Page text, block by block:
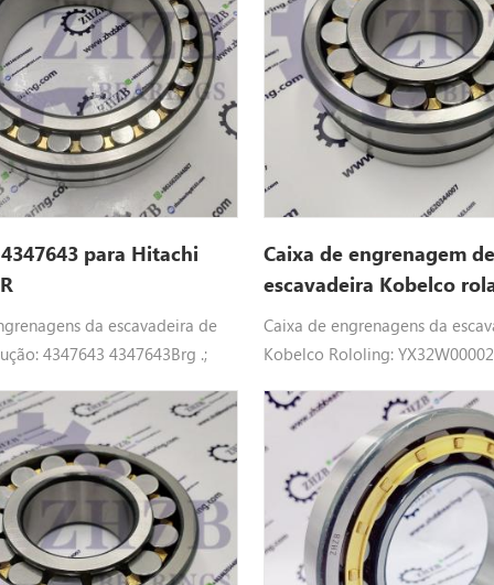
para Hitachi
da escavadeira de
4347643 4347643Brg .;
Caixa de engrenagem de
escavadeira Kobelco
YX32W00002S401 para
Caixa de engrenagens da
Kobelco Rololing:
ROLAMENTO KOBELCO
SK135SR-1E, SK135SRL,
SK135SRLC, SK135SRLC-1E,
ED150-1E, ED160, SK115SRDZ,